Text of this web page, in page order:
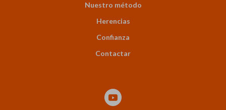
Nuestro método
Herencias
Confianza
Contactar